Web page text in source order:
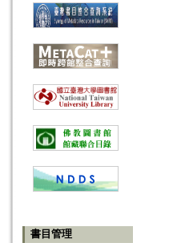
書目管理